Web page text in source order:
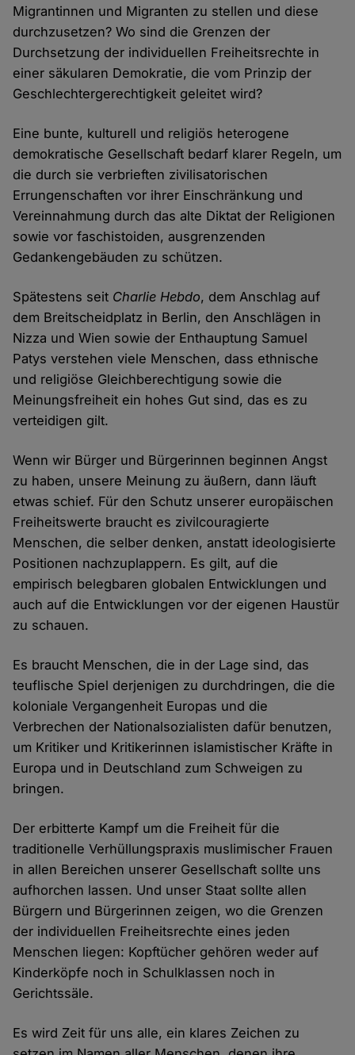
Migrantinnen und Migranten zu stellen und diese
durchzusetzen? Wo sind die Grenzen der
Durchsetzung der individuellen Freiheitsrechte in
einer säkularen Demokratie, die vom Prinzip der
Geschlechtergerechtigkeit geleitet wird?
Eine bunte, kulturell und religiös heterogene
demokratische Gesellschaft bedarf klarer Regeln, um
die durch sie verbrieften zivilisatorischen
Errungenschaften vor ihrer Einschränkung und
Vereinnahmung durch das alte Diktat der Religionen
sowie vor faschistoiden, ausgrenzenden
Gedankengebäuden zu schützen.
Spätestens seit Charlie Hebdo, dem Anschlag auf
dem Breitscheidplatz in Berlin, den Anschlägen in
Nizza und Wien sowie der Enthauptung Samuel
Patys verstehen viele Menschen, dass ethnische
und religiöse Gleichberechtigung sowie die
Meinungsfreiheit ein hohes Gut sind, das es zu
verteidigen gilt.
Wenn wir Bürger und Bürgerinnen beginnen Angst
zu haben, unsere Meinung zu äußern, dann läuft
etwas schief. Für den Schutz unserer europäischen
Freiheitswerte braucht es zivilcouragierte
Menschen, die selber denken, anstatt ideologisierte
Positionen nachzuplappern. Es gilt, auf die
empirisch belegbaren globalen Entwicklungen und
auch auf die Entwicklungen vor der eigenen Haustür
zu schauen.
Es braucht Menschen, die in der Lage sind, das
teuflische Spiel derjenigen zu durchdringen, die die
koloniale Vergangenheit Europas und die
Verbrechen der Nationalsozialisten dafür benutzen,
um Kritiker und Kritikerinnen islamistischer Kräfte in
Europa und in Deutschland zum Schweigen zu
bringen.
Der erbitterte Kampf um die Freiheit für die
traditionelle Verhüllungspraxis muslimischer Frauen
in allen Bereichen unserer Gesellschaft sollte uns
aufhorchen lassen. Und unser Staat sollte allen
Bürgern und Bürgerinnen zeigen, wo die Grenzen
der individuellen Freiheitsrechte eines jeden
Menschen liegen: Kopftücher gehören weder auf
Kinderköpfe noch in Schulklassen noch in
Gerichtssäle.
Es wird Zeit für uns alle, ein klares Zeichen zu